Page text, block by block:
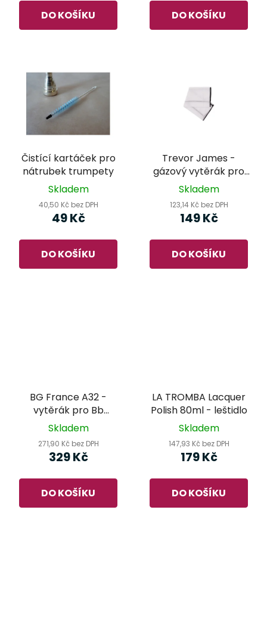
DO KOŠÍKU DO KOŠÍKU
Čistící kartáček pro
nátrubek trumpety
Skladem
40,50 Kč bez DPH
49 Kč
DO KOŠÍKU
Trevor James -
gázový vytěrák pro
flétnu
Skladem
123,14 Kč bez DPH
149 Kč
DO KOŠÍKU
BG France A32 -
vytěrák pro Bb
klarinet
Skladem
271,90 Kč bez DPH
329 Kč
DO KOŠÍKU
LA TROMBA Lacquer
Polish 80ml - leštidlo
Skladem
147,93 Kč bez DPH
179 Kč
DO KOŠÍKU